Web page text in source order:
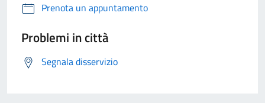
Prenota un appuntamento
Problemi in città
Segnala disservizio